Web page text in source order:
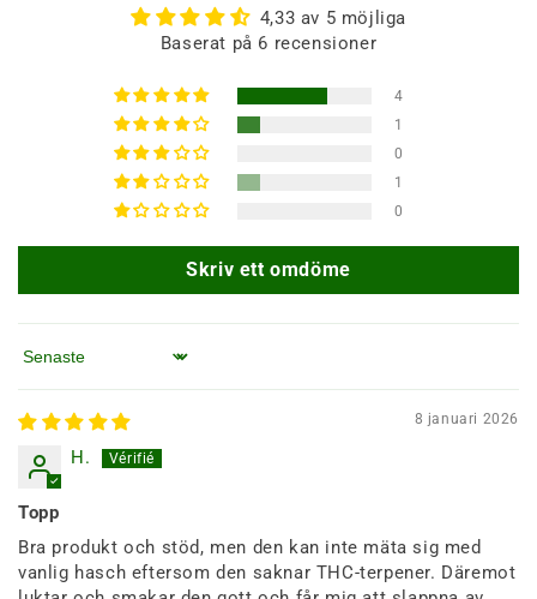
4,33 av 5 möjliga
Baserat på 6 recensioner
4
1
0
1
0
Skriv ett omdöme
Sortera efter
8 januari 2026
H.
Topp
Bra produkt och stöd, men den kan inte mäta sig med
vanlig hasch eftersom den saknar THC-terpener. Däremot